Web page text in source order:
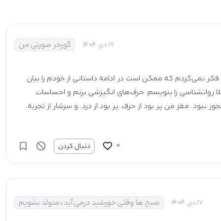
17 دی 1404 گورخر صورتی من
نمی‌کردم که ممکن است در ادامه داستانی از خودم را بیان
را بنویسم. حرف‌های انگیزشی بزنم و احساسات
نبود. مغز من پر بود از حرف. پر بود از درد. و سرشار از تجربه.
0 دنبال کردن
17 دی 1404 صبح ها وقتی خورشید درمی آید، متولد بشویم